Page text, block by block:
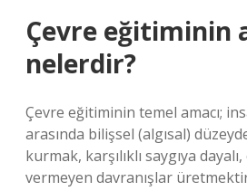
Çevre eğitiminin
nelerdir?
Çevre eğitiminin temel amacı;
arasında bilişsel (algısal)
kurmak, karşılıklı saygıya
vermeyen davranışlar